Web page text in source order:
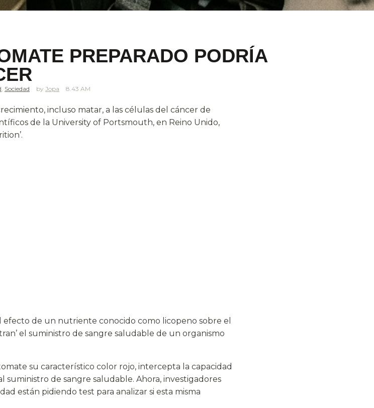
PREPARADO PODRÍA
Sociedad Jopa 8.43 AM
incluso matar, a las células del cáncer de
de la University of Portsmouth, en Reino Unido,
de un nutriente conocido como licopeno sobre el
el suministro de sangre saludable de un organismo
su característico color rojo, intercepta la capacidad
de sangre saludable. Ahora, investigadores
están pidiendo test para analizar si esta misma